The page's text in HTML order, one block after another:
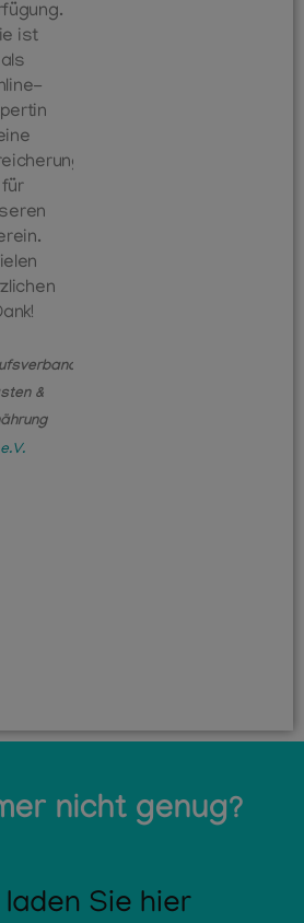
ist
als
für
&
e.V.
nicht genug?
laden Sie hier